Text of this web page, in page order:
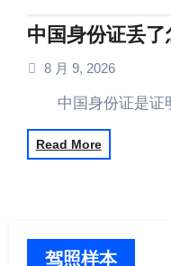
中国身份证丢了
8 月 9, 2026
中国身份证是证
Read More
驾照样本